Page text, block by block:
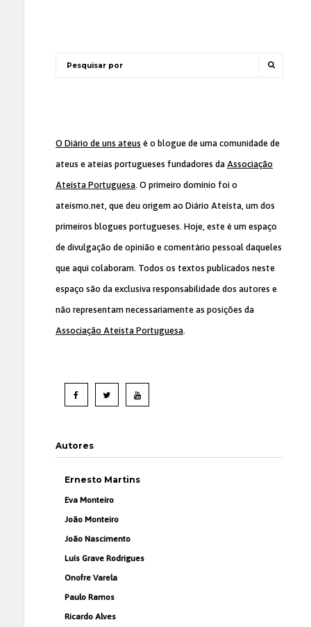
O Diário de uns ateus é o blogue de uma comunidade de
ateus e ateias portugueses fundadores da Associação
Ateísta Portuguesa. O primeiro domínio foi o
ateismo.net, que deu origem ao Diário Ateísta, um dos
primeiros blogues portugueses. Hoje, este é um espaço
de divulgação de opinião e comentário pessoal daqueles
que aqui colaboram. Todos os textos publicados neste
espaço são da exclusiva responsabilidade dos autores e
não representam necessariamente as posições da
Associação Ateísta Portuguesa.
Autores
Ernesto Martins
Eva Monteiro
João Monteiro
João Nascimento
Luís Grave Rodrigues
Onofre Varela
Paulo Ramos
Ricardo Alves